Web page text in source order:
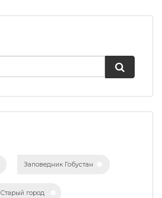
Заповедник Гобустан
Старый город